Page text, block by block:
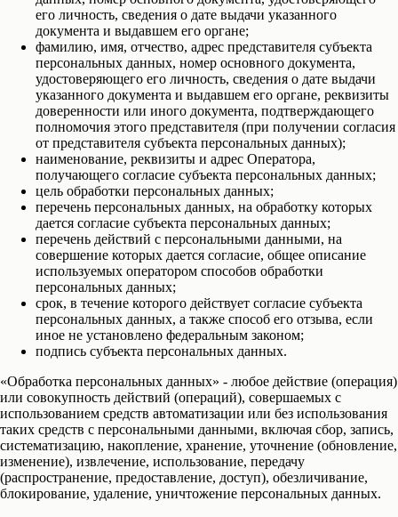
его личность, сведения о дате выдачи указанного
документа и выдавшем его органе;
фамилию, имя, отчество, адрес представителя субъекта
персональных данных, номер основного документа,
удостоверяющего его личность, сведения о дате выдачи
указанного документа и выдавшем его органе, реквизиты
доверенности или иного документа, подтверждающего
полномочия этого представителя (при получении согласия
от представителя субъекта персональных данных);
наименование, реквизиты и адрес Оператора,
получающего согласие субъекта персональных данных;
цель обработки персональных данных;
перечень персональных данных, на обработку которых
дается согласие субъекта персональных данных;
перечень действий с персональными данными, на
совершение которых дается согласие, общее описание
используемых оператором способов обработки
персональных данных;
срок, в течение которого действует согласие субъекта
персональных данных, а также способ его отзыва, если
иное не установлено федеральным законом;
подпись субъекта персональных данных.
«Обработка персональных данных» - любое действие (операция)
или совокупность действий (операций), совершаемых с
использованием средств автоматизации или без использования
таких средств с персональными данными, включая сбор, запись,
систематизацию, накопление, хранение, уточнение (обновление,
изменение), извлечение, использование, передачу
(распространение, предоставление, доступ), обезличивание,
блокирование, удаление, уничтожение персональных данных.